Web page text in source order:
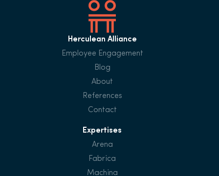
Herculean Alliance
Employee Engagement
Blog
About
References
Contact
Expertises
Arena
Fabrica
Machina